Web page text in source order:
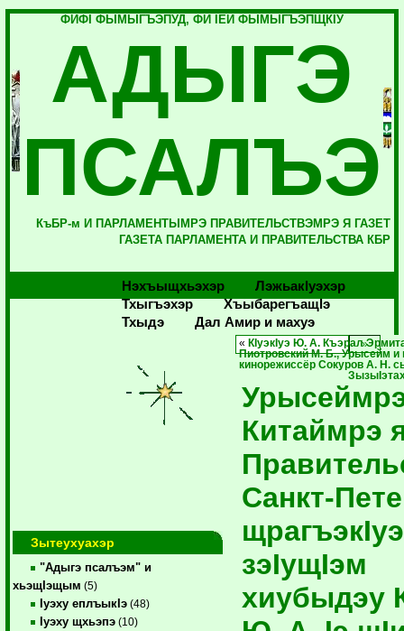
ФИФI ФЫМЫГЪЭПУД, ФИ IЕЙ ФЫМЫГЪЭПЩКIУ
АДЫГЭ
ПСАЛЪЭ
КъБР-м И ПАРЛАМЕНТЫМРЭ ПРАВИТЕЛЬСТВЭМРЭ Я ГАЗЕТ
ГАЗЕТА ПАРЛАМЕНТА И ПРАВИТЕЛЬСТВА КБР
Нэхъыщхьэхэр
Лэжьакlуэхэр
Тхыгъэхэр
Хъыбарегъащlэ
Тхыдэ
Дал Амир и махуэ
Зытеухуахэр
"Адыгэ псалъэм" и
хьэщIэщым (5)
Iуэху еплъыкIэ (48)
Iуэху щхьэпэ (10)
« КIуэкIуэ Ю. А. Къэрал
Пиотровский М. Б., Урысейм и
кинорежиссёр Сокуров А. Н.
Китаймрэ
Санкт-
зэIущIэм
хиубыдэу